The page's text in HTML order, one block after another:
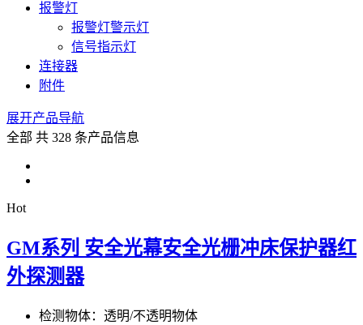
报警灯
报警灯警示灯
信号指示灯
连接器
附件
展开产品导航
全部 共 328 条产品信息
Hot
GM系列 安全光幕安全光栅冲床保护器红
外探测器
检测物体：透明/不透明物体